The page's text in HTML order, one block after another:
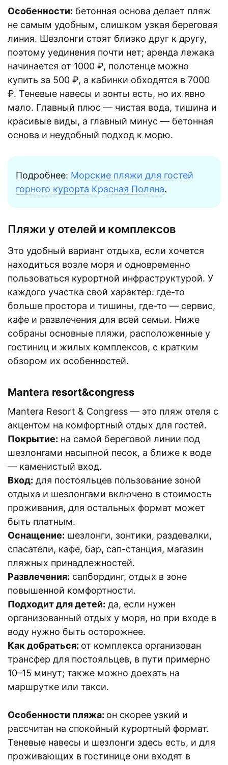
Особенности: бетонная основа делает пляж
не самым удобным, слишком узкая береговая
линия. Шезлонги стоят близко друг к другу,
поэтому уединения почти нет; аренда лежака
начинается от 1000 ₽, полотенце можно
купить за 500 ₽, а кабинки обходятся в 7000
₽. Теневые навесы и зонты есть, но их явно
мало. Главный плюс — чистая вода, тишина и
красивые виды, а главный минус — бетонная
основа и неудобный подход к морю.
Подробнее: Морские пляжи для гостей
горного курорта Красная Поляна.
Пляжи у отелей и комплексов
Это удобный вариант отдыха, если хочется
находиться возле моря и одновременно
пользоваться курортной инфраструктурой. У
каждого участка свой характер: где-то
больше простора и тишины, где-то — сервис,
кафе и развлечения для всей семьи. Ниже
собраны основные пляжи, расположенные у
гостиниц и жилых комплексов, с кратким
обзором их особенностей.
Mantera resort&congress
Mantera Resort & Congress — это пляж отеля с
акцентом на комфортный отдых для гостей.
Покрытие: на самой береговой линии под
шезлонгами насыпной песок, а ближе к воде
— каменистый вход.
Вход: для постояльцев пользование зоной
отдыха и шезлонгами включено в стоимость
проживания, для остальных формат может
быть платным.
Оснащение: шезлонги, зонтики, раздевалки,
спасатели, кафе, бар, сап-станция, магазин
пляжных принадлежностей.
Развлечения: сапбординг, отдых в зоне
повышенной комфортности.
Подходит для детей: да, если нужен
организованный отдых у моря, но при входе в
воду нужно быть осторожнее.
Как добраться: от комплекса организован
трансфер для постояльцев, в пути примерно
10–15 минут; также можно доехать на
маршрутке или такси.
Особенности пляжа: он скорее узкий и
рассчитан на спокойный курортный формат.
Теневые навесы и шезлонги здесь есть, и для
проживающих в гостинице они входят в